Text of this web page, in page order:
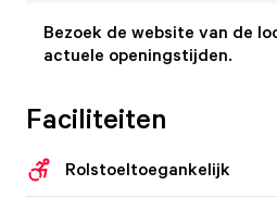
Bezoek de website van de
actuele openingstijden.
Faciliteiten
Rolstoeltoegankelijk